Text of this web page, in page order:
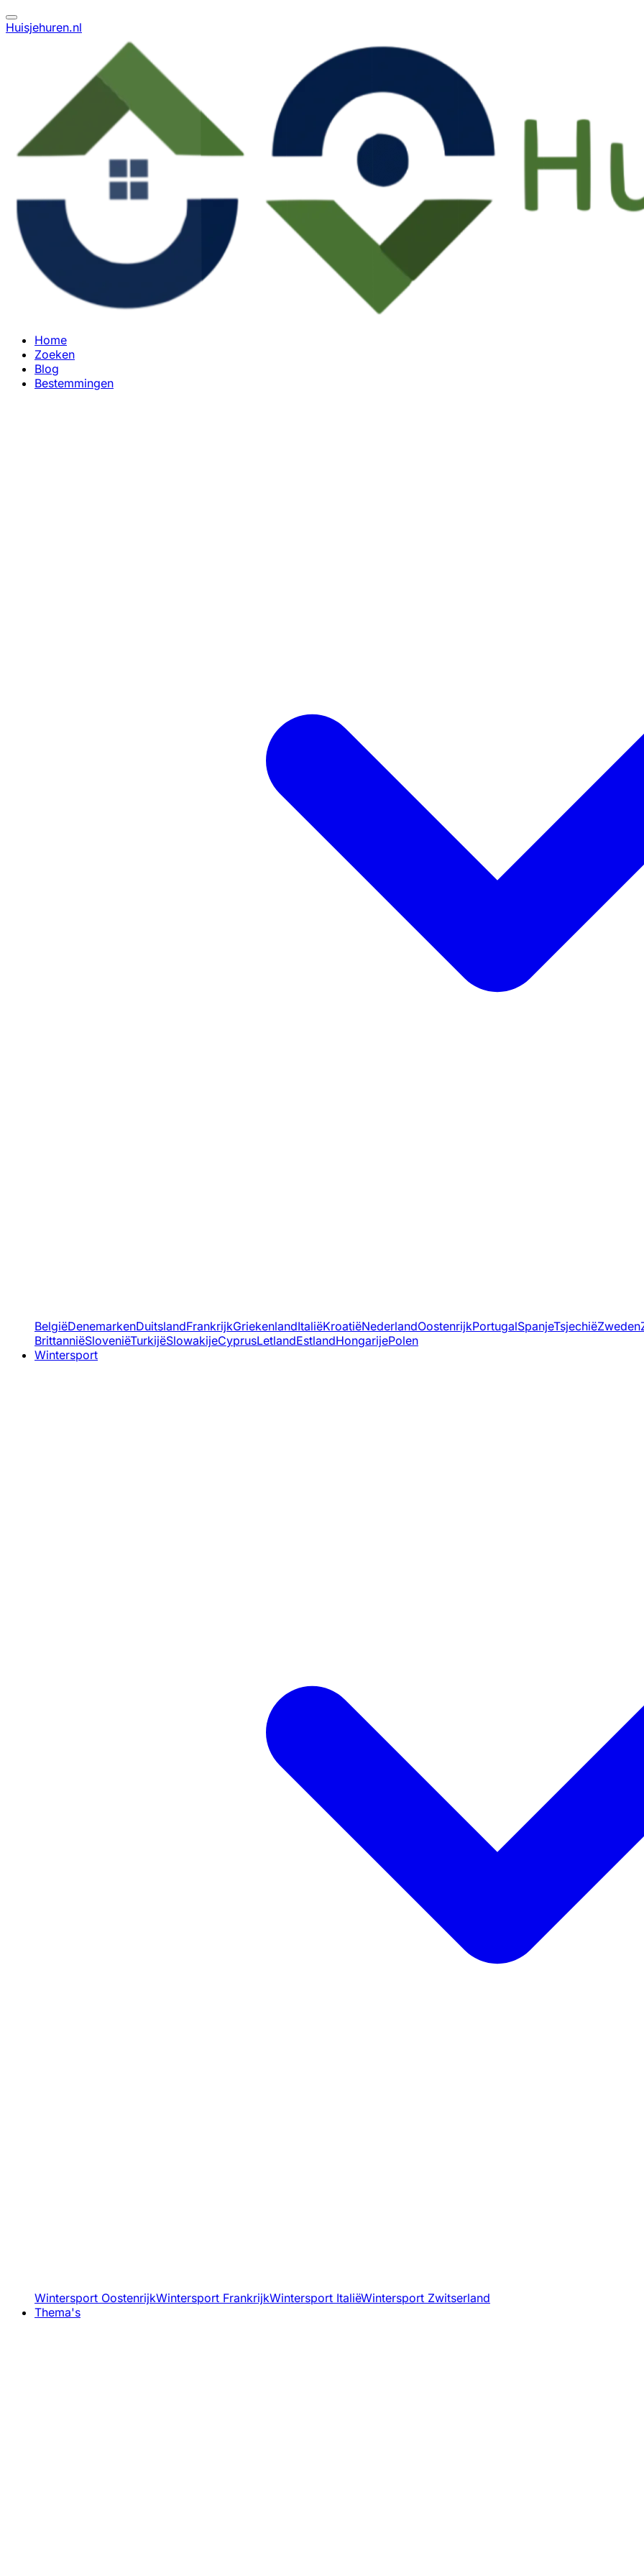
Huisjehuren.nl
Home
Zoeken
Blog
Bestemmingen
BelgiëDenemarkenDuitslandFrankrijkGriekenlandItaliëKroatiëNederlandOostenrijkPortugalSpanjeTsjechiëZweden
BrittanniëSloveniëTurkijëSlowakijeCyprusLetlandEstlandHongarijePolen
Wintersport
Wintersport OostenrijkWintersport FrankrijkWintersport ItaliëWintersport Zwitserland
Thema's